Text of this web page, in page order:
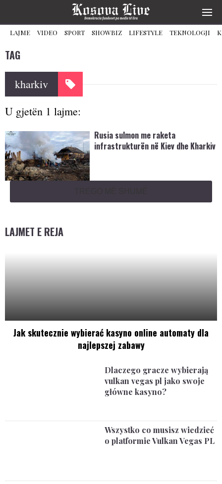
LAJME VIDEO SPORT SHOWBIZ LIFESTYLE TEKNOLOGJI
TAG
kharkiv
U gjetën 1 lajme:
Rusia sulmon me raketa
infrastrukturën në Kiev dhe Kharkiv
LAJMET E REJA
Jak skutecznie wybierać kasyno online automaty dla
najlepszej zabawy
Dlaczego gracze wybierają
vulkan vegas pl jako swoje
główne kasyno?
Wszystko co musisz wiedzieć
o platformie Vulkan Vegas PL